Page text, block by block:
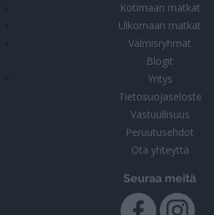
Kotimaan matkat
Ulkomaan matkat
Valmisryhmät
Blogit
Yritys
Tietosuojaseloste
Vastuullisuus
Peruutusehdot
Ota yhteyttä
Seuraa meitä